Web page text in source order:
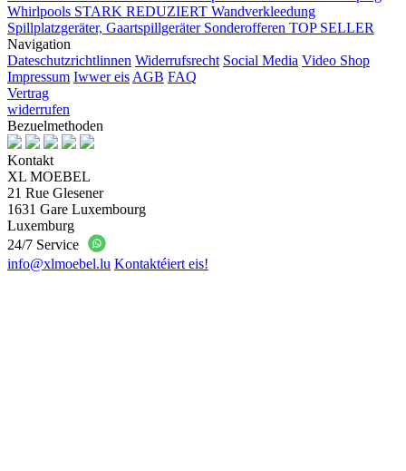
Whirlpools STARK REDUZIERT Wandverkleedung
Spillplatzgeräter, Gaartspillgeräter Sonderofferen TOP SELLER
Navigation
Dateschutzrichtlinnen Widerrufsrecht Social Media Video Shop
Impressum Iwwer eis AGB FAQ
Vertrag
widerrufen
Bezuelmethoden
Kontakt
XL MOEBEL
21 Rue Glesener
1631 Gare Luxembourg
Luxemburg
24/7 Service
info@xlmoebel.lu Kontaktéiert eis!